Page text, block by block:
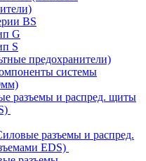
BS
G
S
предохранители)
системы
разъемы и распред. щиты
разъемы и распред.
EDS)